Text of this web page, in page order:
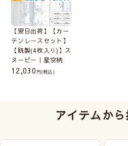
※長期休業明け(GW、年末年始、
に出荷ができない場合がございます
【翌日出荷】【カー
テンレースセット】
【既製(4枚入り)】ス
ヌーピー｜星空柄
12,030 (税込)
アイテムから